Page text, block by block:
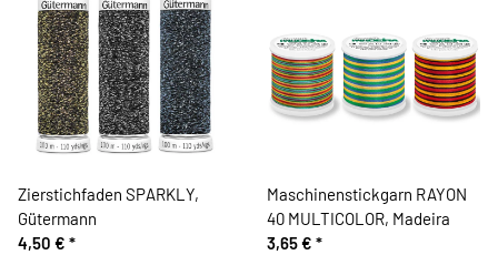
Zierstichfaden SPARKLY,
Gütermann
4,50 € *
Maschinenstickgarn RAYON
40 MULTICOLOR, Madeira
3,65 € *